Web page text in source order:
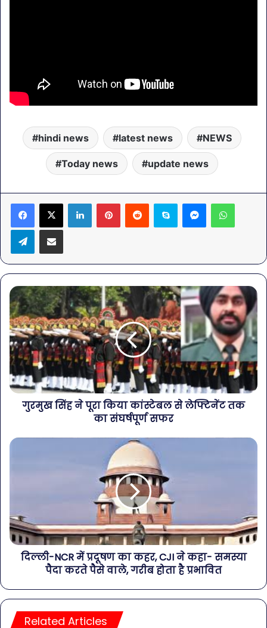
hindi news latest news NEWS
Today news update news
LinkedInPinterestReddit Skype Messenger
TelegramShare via Email
गुरमुख सिंह ने पूरा किया कांस्टेबल से लेफ्टिनेंट तक
का संघर्षपूर्ण सफर
दिल्ली-NCR में प्रदूषण का कहर, CJI ने कहा- समस्या
पैदा करते पैसे वाले, गरीब होता है प्रभावित
Related Articles